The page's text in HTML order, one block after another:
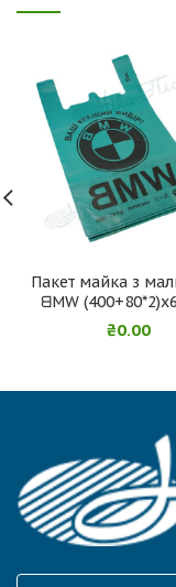
Пакет майка з
ᗺMW
₴0.00